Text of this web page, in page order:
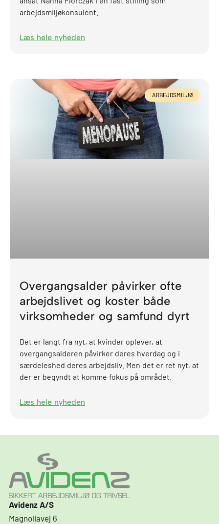
arbejdsmiljøkonsulent.
Læs hele nyheden
ARBEJDSMILJØ
Overgangsalder påvirker ofte
arbejdslivet og koster både
virksomheder og samfund dyrt
Det er langt fra nyt, at kvinder oplever, at
overgangsalderen påvirker deres hverdag og i
særdeleshed deres arbejdsliv. Men det er ret nyt, at
der er begyndt at komme fokus på området.
Læs hele nyheden
Avidenz A/S
Magnoliavej 6